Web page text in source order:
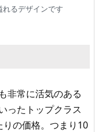
るデザインです
非常に活気のある
ったトップクラス
の価格。つまり10